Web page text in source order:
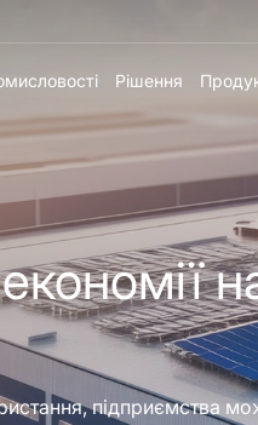
Рішення
підприємства